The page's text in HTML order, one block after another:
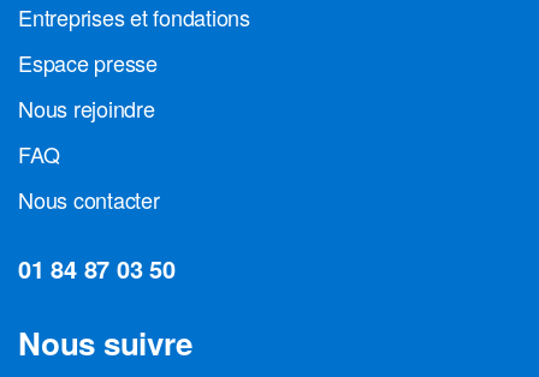
Entreprises et fondations
Espace presse
Nous rejoindre
FAQ
Nous contacter
01 84 87 03 50
Nous suivre